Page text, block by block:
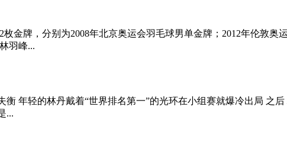
金牌，分别为2008年北京奥运会羽毛球男单金牌；2012年伦敦奥
羽峰...
年轻的林丹戴着“世界排名第一”的光环在小组赛就爆冷出局 之
...